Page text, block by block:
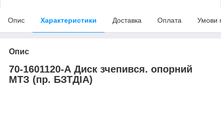
Опис Характеристики Доставка Оплата Умови
Опис
70-1601120-А Диск зчепився. опорний
МТЗ (пр. БЗТДІА)